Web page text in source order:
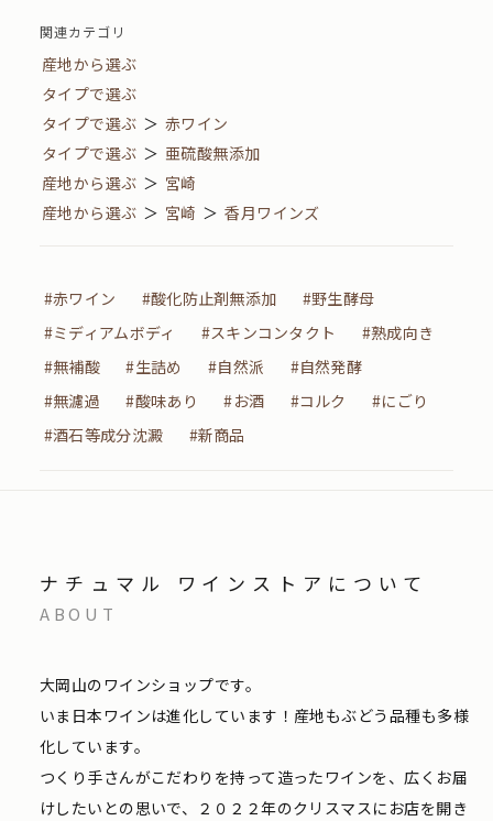
関連カテゴリ
産地から選ぶ
タイプで選ぶ
タイプで選ぶ ＞ 赤ワイン
タイプで選ぶ ＞ 亜硫酸無添加
産地から選ぶ ＞ 宮崎
産地から選ぶ ＞ 宮崎 ＞ 香月ワインズ
#赤ワイン #酸化防止剤無添加
#野生酵母
#ミディアムボディ
#スキンコンタクト
#熟成向き
#無補酸
#生詰め #自然派
#自然発酵
#無濾過
#酸味あり #お酒 #コルク
#にごり
#酒石等成分沈澱
#新商品
ナチュマル ワインストアについて
ABOUT
大岡山のワインショップです。
いま日本ワインは進化しています！産地もぶどう品種も多様
化しています。
つくり手さんがこだわりを持って造ったワインを、広くお届
けしたいとの思いで、２０２２年のクリスマスにお店を開き